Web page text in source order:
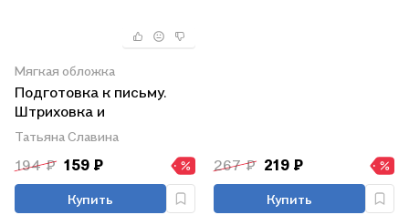
Мягкая обложка
Подготовка к письму.
Штриховка и
графомоторные дорожки
Татьяна Славина
194 ₽ 159 ₽
Купить
267 ₽ 219 ₽
Купить